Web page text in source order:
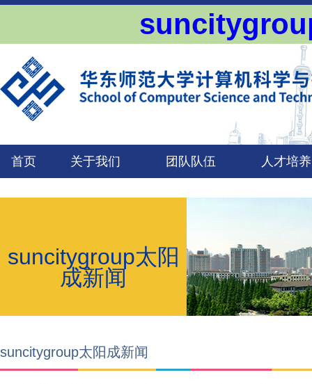
首页 关于我们 团队队伍 人才培养
suncitygroup太阳
成新闻
suncitygroup太阳成新闻